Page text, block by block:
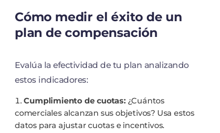
Cómo medir el éxito de un
plan de compensación
Evalúa la efectividad de tu plan analizando
estos indicadores:
Cumplimiento de cuotas:¿Cuántos
comerciales alcanzan sus objetivos? Usa estos
datos para ajustar cuotas e incentivos.